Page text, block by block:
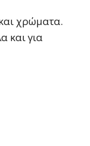
χρώματα.
και για